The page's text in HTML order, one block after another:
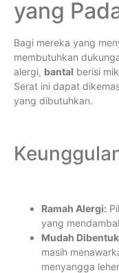
yang
Bagi mereka yang
membutuhkan
alergi, bantal berisi
Serat ini dapat
yang dibutuhkan.
Ramah Alergi:
yang
Mudah
masih
menyangga